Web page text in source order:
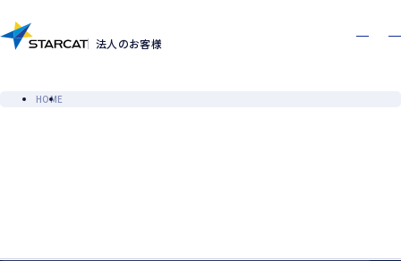
法人のお客様
HOME
お問い合わせ
Contact Download